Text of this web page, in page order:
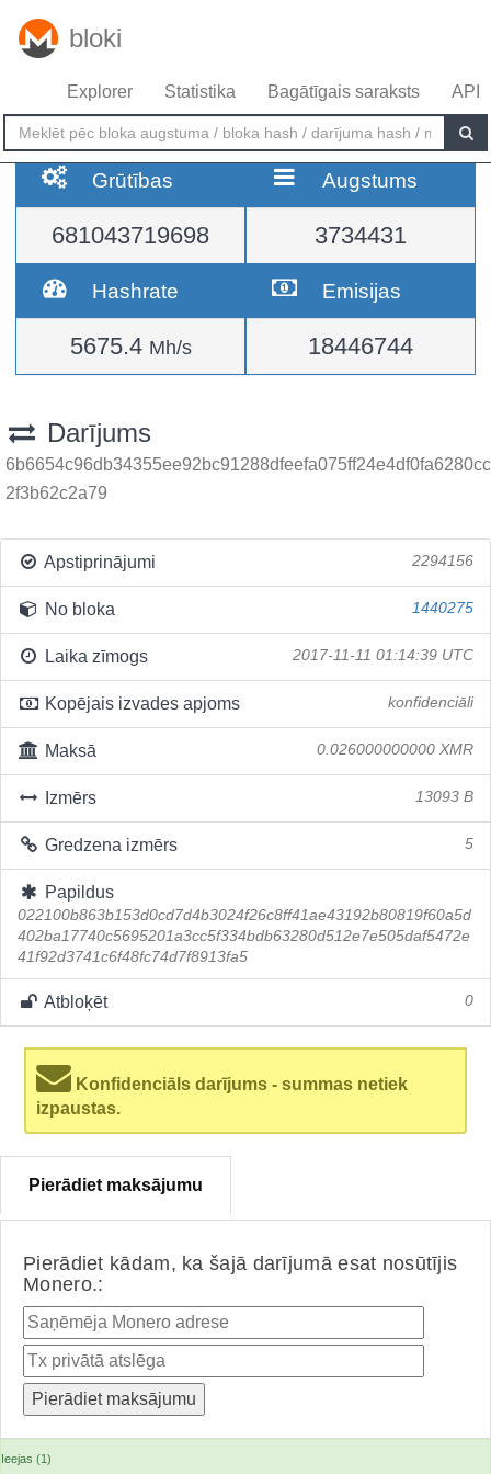
bloki
Explorer Statistika Bagātīgais saraksts API
Grūtības
681043719698
Augstums
3734431
Hashrate
5675.4 Mh/s
Emisijas
18446744
Darījums
6b6654c96db34355ee92bc91288dfeefa075ff24e4df0fa6280cc
2f3b62c2a79
Apstiprinājumi 2294156
No bloka 1440275
Laika zīmogs 2017-11-11 01:14:39 UTC
Kopējais izvades apjoms konfidenciāli
Maksā 0.026000000000 XMR
Izmērs 13093 B
Gredzena izmērs 5
Papildus
022100b863b153d0cd7d4b3024f26c8ff41ae43192b80819f60a5d
402ba17740c5695201a3cc5f334bdb63280d512e7e505daf5472e
41f92d3741c6f48fc74d7f8913fa5
Atbloķēt 0
Konfidenciāls darījums - summas netiek
izpaustas.
Pierādiet maksājumu
Pierādiet kādam, ka šajā darījumā esat nosūtījis
Monero.:
Ieejas (1)